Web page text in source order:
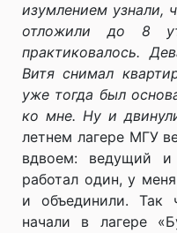
изумлением узнали,
отложили до 8
практиковалось.
Витя снимал
уже тогда был
ко мне. Ну и
летнем лагере МГУ
вдвоем: ведущий и
работал один, у
и объединили. Так
начали в лагере